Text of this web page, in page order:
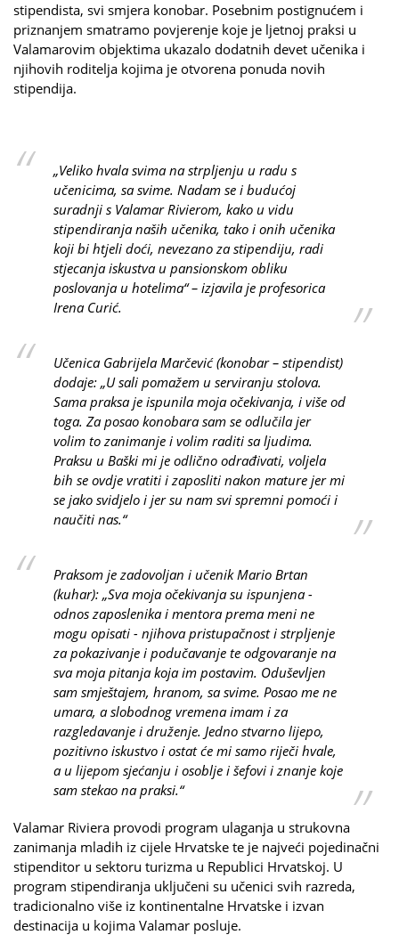
stipendista, svi smjera konobar. Posebnim postignućem i
priznanjem smatramo povjerenje koje je ljetnoj praksi u
Valamarovim objektima ukazalo dodatnih devet učenika i
njihovih roditelja kojima je otvorena ponuda novih
stipendija.
„Veliko hvala svima na strpljenju u radu s
učenicima, sa svime. Nadam se i budućoj
suradnji s Valamar Rivierom, kako u vidu
stipendiranja naših učenika, tako i onih učenika
koji bi htjeli doći, nevezano za stipendiju, radi
stjecanja iskustva u pansionskom obliku
poslovanja u hotelima“ – izjavila je profesorica
Irena Curić.
Učenica Gabrijela Marčević (konobar – stipendist)
dodaje: „U sali pomažem u serviranju stolova.
Sama praksa je ispunila moja očekivanja, i više od
toga. Za posao konobara sam se odlučila jer
volim to zanimanje i volim raditi sa ljudima.
Praksu u Baški mi je odlično odrađivati, voljela
bih se ovdje vratiti i zaposliti nakon mature jer mi
se jako svidjelo i jer su nam svi spremni pomoći i
naučiti nas.“
Praksom je zadovoljan i učenik Mario Brtan
(kuhar): „Sva moja očekivanja su ispunjena -
odnos zaposlenika i mentora prema meni ne
mogu opisati - njihova pristupačnost i strpljenje
za pokazivanje i podučavanje te odgovaranje na
sva moja pitanja koja im postavim. Oduševljen
sam smještajem, hranom, sa svime. Posao me ne
umara, a slobodnog vremena imam i za
razgledavanje i druženje. Jedno stvarno lijepo,
pozitivno iskustvo i ostat će mi samo riječi hvale,
a u lijepom sjećanju i osoblje i šefovi i znanje koje
sam stekao na praksi.“
Valamar Riviera provodi program ulaganja u strukovna
zanimanja mladih iz cijele Hrvatske te je najveći pojedinačni
stipenditor u sektoru turizma u Republici Hrvatskoj. U
program stipendiranja uključeni su učenici svih razreda,
tradicionalno više iz kontinentalne Hrvatske i izvan
destinacija u kojima Valamar posluje.